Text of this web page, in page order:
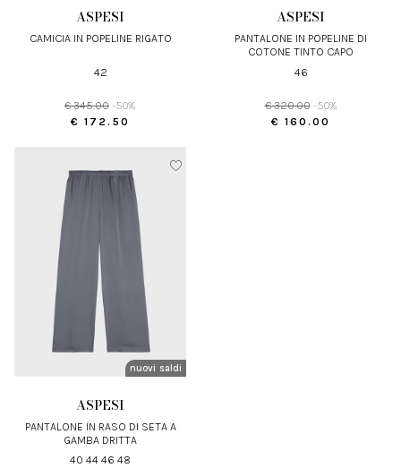
ASPESI
CAMICIA IN POPELINE RIGATO
42
€ 345.00 -50%
€ 172.50
ASPESI
PANTALONE IN POPELINE DI
COTONE TINTO CAPO
46
€ 320.00 -50%
€ 160.00
nuovi arrivi
saldi
ASPESI
PANTALONE IN RASO DI SETA A
GAMBA DRITTA
40 44 46 48